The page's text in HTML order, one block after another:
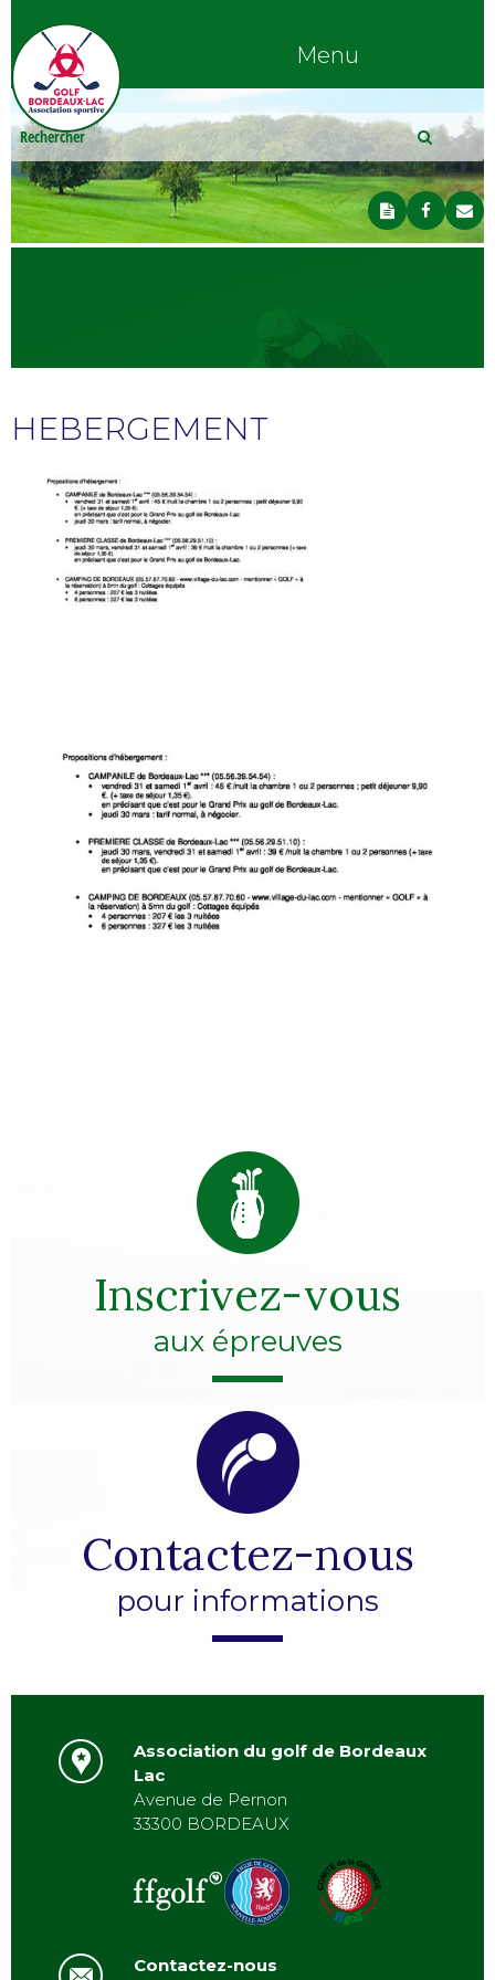
Menu
HEBERGEMENT
Inscrivez-vous
aux épreuves
Contactez-nous
pour informations
Association du golf de Bordeaux
Lac
Avenue de Pernon
33300 BORDEAUX
Contactez-nous